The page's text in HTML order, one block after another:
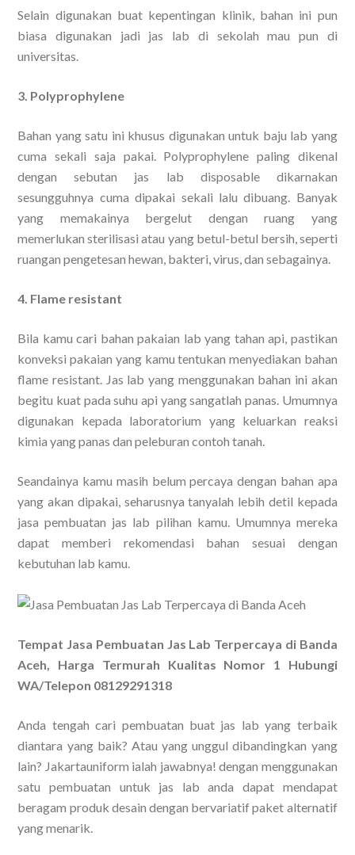
Selain digunakan buat kepentingan klinik, bahan ini pun
biasa digunakan jadi jas lab di sekolah mau pun di
universitas.
3. Polyprophylene
Bahan yang satu ini khusus digunakan untuk baju lab yang
cuma sekali saja pakai. Polyprophylene paling dikenal
dengan sebutan jas lab disposable dikarnakan
sesungguhnya cuma dipakai sekali lalu dibuang. Banyak
yang memakainya bergelut dengan ruang yang
memerlukan sterilisasi atau yang betul-betul bersih, seperti
ruangan pengetesan hewan, bakteri, virus, dan sebagainya.
4. Flame resistant
Bila kamu cari bahan pakaian lab yang tahan api, pastikan
konveksi pakaian yang kamu tentukan menyediakan bahan
flame resistant. Jas lab yang menggunakan bahan ini akan
begitu kuat pada suhu api yang sangatlah panas. Umumnya
digunakan kepada laboratorium yang keluarkan reaksi
kimia yang panas dan peleburan contoh tanah.
Seandainya kamu masih belum percaya dengan bahan apa
yang akan dipakai, seharusnya tanyalah lebih detil kepada
jasa pembuatan jas lab pilihan kamu. Umumnya mereka
dapat memberi rekomendasi bahan sesuai dengan
kebutuhan lab kamu.
Tempat Jasa Pembuatan Jas Lab Terpercaya di Banda
Aceh, Harga Termurah Kualitas Nomor 1 Hubungi
WA/Telepon 08129291318
Anda tengah cari pembuatan buat jas lab yang terbaik
diantara yang baik? Atau yang unggul dibandingkan yang
lain? Jakartauniform ialah jawabnya! dengan menggunakan
satu pembuatan untuk jas lab anda dapat mendapat
beragam produk desain dengan bervariatif paket alternatif
yang menarik.